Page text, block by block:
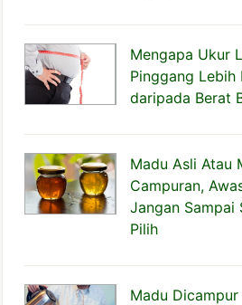
Mengapa Ukur
Pinggang Lebih
daripada Berat
Madu Asli Atau
Campuran,
Jangan Sampai
Pilih
Madu